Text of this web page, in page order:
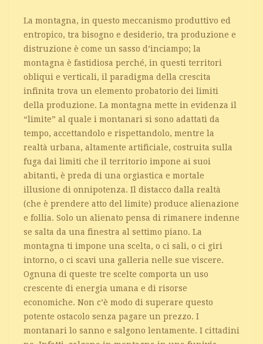
La montagna, in questo meccanismo produttivo ed
entropico, tra bisogno e desiderio, tra produzione e
distruzione è come un sasso d’inciampo; la
montagna è fastidiosa perché, in questi territori
obliqui e verticali, il paradigma della crescita
infinita trova un elemento probatorio dei limiti
della produzione. La montagna mette in evidenza il
“limite” al quale i montanari si sono adattati da
tempo, accettandolo e rispettandolo, mentre la
realtà urbana, altamente artificiale, costruita sulla
fuga dai limiti che il territorio impone ai suoi
abitanti, è preda di una orgiastica e mortale
illusione di onnipotenza. Il distacco dalla realtà
(che è prendere atto del limite) produce alienazione
e follia. Solo un alienato pensa di rimanere indenne
se salta da una finestra al settimo piano. La
montagna ti impone una scelta, o ci sali, o ci giri
intorno, o ci scavi una galleria nelle sue viscere.
Ognuna di queste tre scelte comporta un uso
crescente di energia umana e di risorse
economiche. Non c’è modo di superare questo
potente ostacolo senza pagare un prezzo. I
montanari lo sanno e salgono lentamente. I cittadini